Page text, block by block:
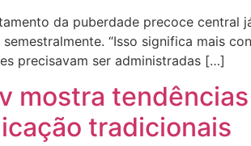
da puberdade precoce central
“Isso significa mais
precisavam ser administradas […]
mostra
tradicionais